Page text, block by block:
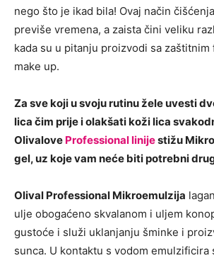
nego što je ikad bila! Ovaj način
previše vremena, a zaista čini veliku
kada su u pitanju proizvodi sa
make up.
Za sve koji u svoju rutinu žele uvesti
lica čim prije i olakšati koži lica
Olivalove Professional linijestižu
gel, uz koje vam neće biti potrebni
Olival Professional Mikroemulzija
ulje obogaćeno skvalanom i uljem
gustoće i služi uklanjanju šminke i
sunca. U kontaktu s vodom emulzificira